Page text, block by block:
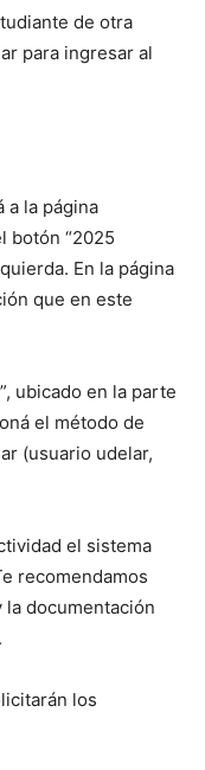
de otra
para ingresar al
a la página
botón “2025
En la página
que en este
ubicado en la parte
el método de
(usuario udelar,
el sistema
recomendamos
documentación
los